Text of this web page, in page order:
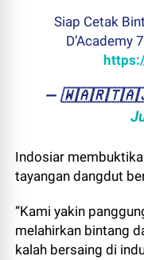
Siap Cetak
D’Academy
—
Indosiar
tayangan dangdut
“Kami yakin
melahirkan bintang
kalah bersaing di